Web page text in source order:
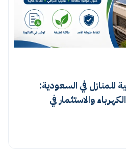
للمنازل في السعودية:
والاستثمار في